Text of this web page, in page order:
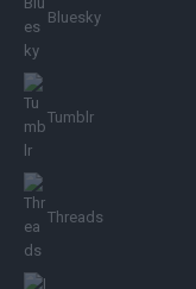
Bluesky
Tumblr
Threads